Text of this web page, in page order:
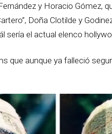
y Horacio Gómez,
Doña Clotilde y
sería el actual elenco
que aunque ya falleció